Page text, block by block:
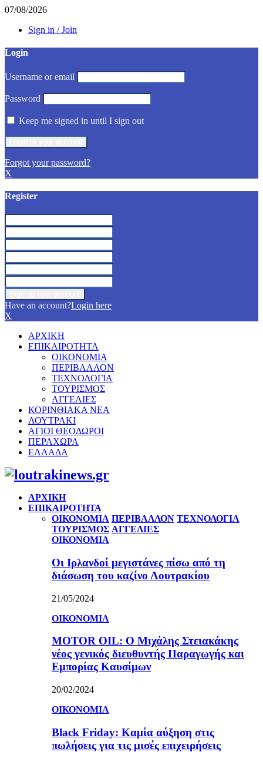
07/08/2026
Sign in / Join
Login
Username or email
Password
Keep me signed in until I sign out
Forgot your password?
X
Register
Have an account?Login here
X
ΑΡΧΙΚΗ
ΕΠΙΚΑΙΡΟΤΗΤΑ
ΟΙΚΟΝΟΜΙΑ
ΠΕΡΙΒΑΛΛΟΝ
ΤΕΧΝΟΛΟΓΙΑ
ΤΟΥΡΙΣΜΟΣ
ΑΓΓΕΛΙΕΣ
ΚΟΡΙΝΘΙΑΚΑ ΝΕΑ
ΛΟΥΤΡΑΚΙ
ΑΓΙΟΙ ΘΕΟΔΩΡΟΙ
ΠΕΡΑΧΩΡΑ
ΕΛΛΑΔΑ
Facebook
Twitter
Instagram
Pinterest
Youtube
ΑΡΧΙΚΗ
ΕΠΙΚΑΙΡΟΤΗΤΑ
ΟΙΚΟΝΟΜΙΑ ΠΕΡΙΒΑΛΛΟΝ ΤΕΧΝΟΛΟΓΙΑ
ΤΟΥΡΙΣΜΟΣ ΑΓΓΕΛΙΕΣ
ΟΙΚΟΝΟΜΙΑ
Οι Ιρλανδοί μεγιστάνες πίσω από τη
διάσωση του καζίνο Λουτρακίου
21/05/2024
ΟΙΚΟΝΟΜΙΑ
MOTOR OIL: Ο Μιχάλης Στειακάκης
νέος γενικός διευθυντής Παραγωγής και
Εμπορίας Καυσίμων
20/02/2024
ΟΙΚΟΝΟΜΙΑ
Black Friday: Καμία αύξηση στις
πωλήσεις για τις μισές επιχειρήσεις